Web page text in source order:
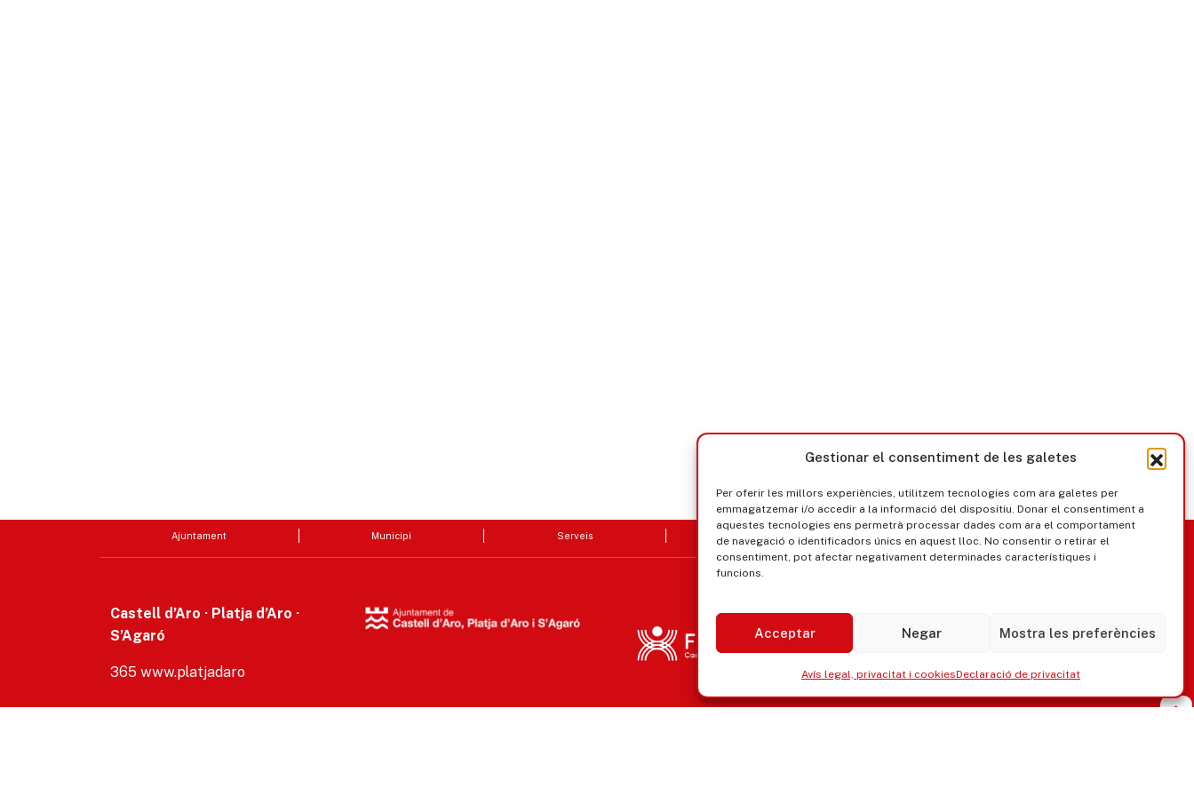
Gestionar el consentiment de les galetes
Per oferir les millors experiències, utilitzem tecnologies com ara galetes per
emmagatzemar i/o accedir a la informació del dispositiu. Donar el consentiment a
aquestes tecnologies ens permetrà processar dades com ara el comportament
de navegació o identificadors únics en aquest lloc. No consentir o retirar el
consentiment, pot afectar negativament determinades característiques i
funcions.
Acceptar Negar Mostra les preferències
Avís legal, privacitat i cookiesDeclaració de privacitat
Ajuntament Municipi Serveis Seu electrònica Govern obert
Castell d’Aro · Platja d’Aro ·
S’Agaró
365 www.platjadaro